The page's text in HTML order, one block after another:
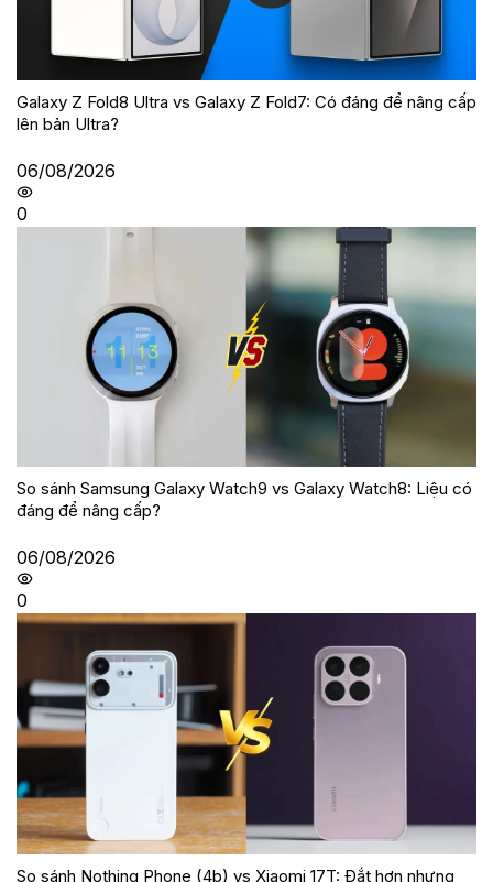
Galaxy Z Fold8 Ultra vs Galaxy Z Fold7: Có đáng để nâng cấp
lên bản Ultra?
06/08/2026
0
So sánh Samsung Galaxy Watch9 vs Galaxy Watch8: Liệu có
đáng để nâng cấp?
06/08/2026
0
So sánh Nothing Phone (4b) vs Xiaomi 17T: Đắt hơn nhưng